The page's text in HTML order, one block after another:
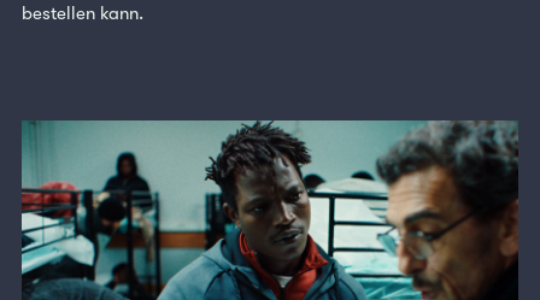
bestellen kann.